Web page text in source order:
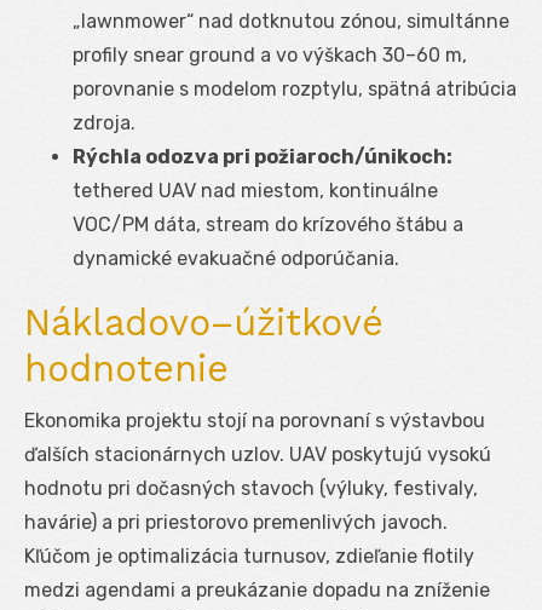
„lawnmower“ nad dotknutou zónou, simultánne
profily snear ground a vo výškach 30–60 m,
porovnanie s modelom rozptylu, spätná atribúcia
zdroja.
Rýchla odozva pri požiaroch/únikoch:
tethered UAV nad miestom, kontinuálne
VOC/PM dáta, stream do krízového štábu a
dynamické evakuačné odporúčania.
Nákladovo–úžitkové
hodnotenie
Ekonomika projektu stojí na porovnaní s výstavbou
ďalších stacionárnych uzlov. UAV poskytujú vysokú
hodnotu pri dočasných stavoch (výluky, festivaly,
havárie) a pri priestorovo premenlivých javoch.
Kľúčom je optimalizácia turnusov, zdieľanie flotily
medzi agendami a preukázanie dopadu na zníženie